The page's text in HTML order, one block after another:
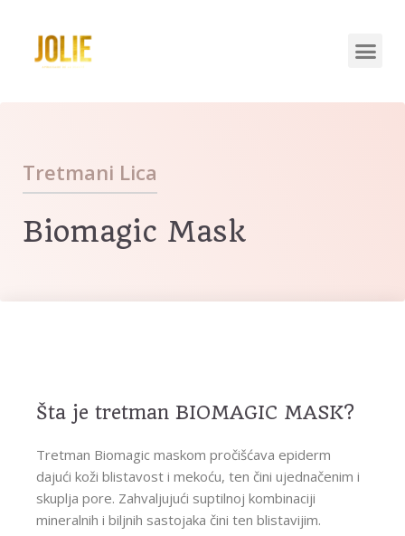
Tretmani Lica
Biomagic Mask
Šta je tretman BIOMAGIC MASK?
Tretman Biomagic maskom pročišćava epiderm
dajući koži blistavost i mekoću, ten čini ujednačenim i
skuplja pore. Zahvaljujući suptilnoj kombinaciji
mineralnih i biljnih sastojaka čini ten blistavijim.